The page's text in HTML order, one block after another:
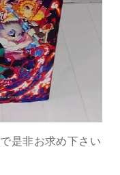
是非お求め下さい